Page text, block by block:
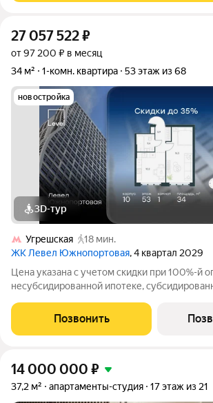
27 057 522₽
от 97 200 ₽ в месяц
34 м²
1-комн. квартира 53 этаж из 68
новостройка
3D-тур
Угрешская
18 мин.
ЖК Левел Южнопортовая, 4 квартал 2029
Цена указана с учетом скидки при 100%-й
несубсидированной ипотеке,
личном кабинете до обращения за
части района Печатники
Позвонить
14 000 000 ₽
37,2 м² апартаменты-студия 17 этаж из 21